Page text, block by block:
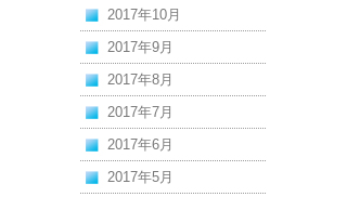
2017年10月
2017年9月
2017年8月
2017年7月
2017年6月
2017年5月